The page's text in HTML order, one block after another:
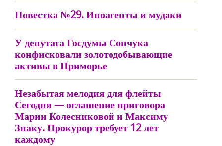
Повестка №29. Иноагенты и мудаки
У депутата Госдумы Сопчука
конфисковали золотодобывающие
активы в Приморье
Незабытая мелодия для флейты
Сегодня — оглашение приговора
Марии Колесниковой и Максиму
Знаку. Прокурор требует 12 лет
каждому